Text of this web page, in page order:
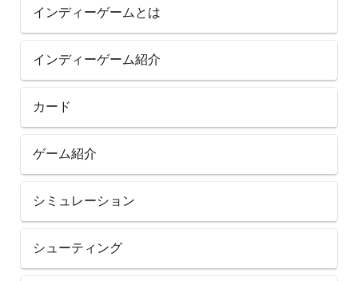
インディーゲームとは
インディーゲーム紹介
カード
ゲーム紹介
シミュレーション
シューティング